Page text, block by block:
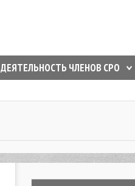
ДЕЯТЕЛЬНОСТЬ ЧЛЕНОВ СРО